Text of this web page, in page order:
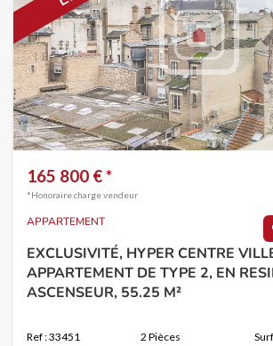
165 800 € *
*Honoraire charge vendeur
APPARTEMENT
EXCLUSIVITÉ, HYPER CENTRE
APPARTEMENT DE TYPE 2, EN
ASCENSEUR, 55.25 M²
Ref : 33451 2 Pièces